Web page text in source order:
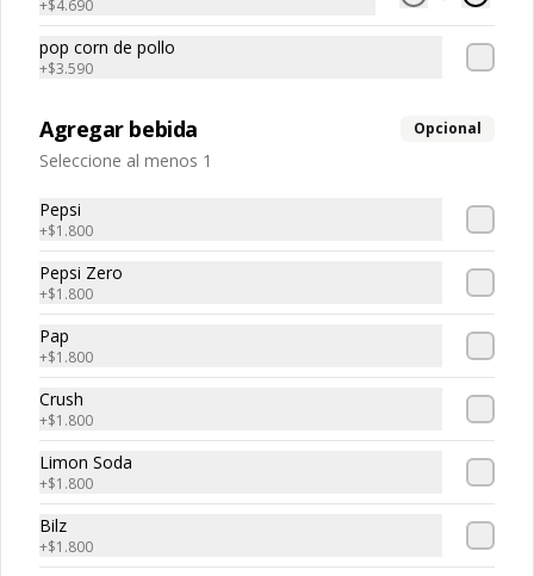
3 Burger a elección + bebida de 1.5 L
Holy Burger, Doble Mac, Bacon Burger,
Tres Clasic Burger a elección
+$4.690
pop corn de pollo
+$3.590
Agregar bebida Opcional
Seleccione al menos 1
Pepsi
+$1.800
Pepsi Zero
+$1.800
Pap
+$1.800
Crush
+$1.800
Limon Soda
+$1.800
Bilz
+$1.800